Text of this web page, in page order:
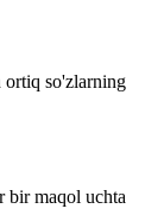
so'zlarning
bir maqol uchta